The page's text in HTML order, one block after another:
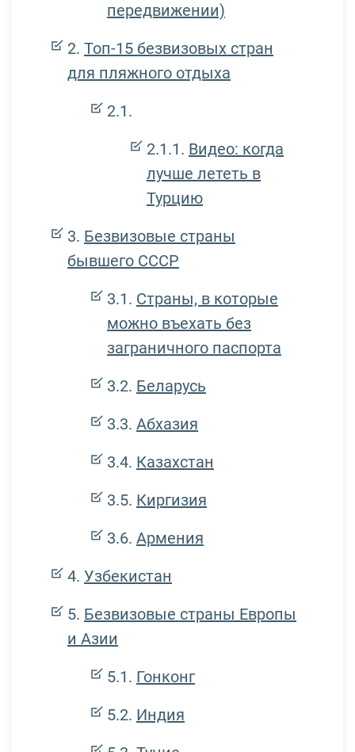
передвижении)
Топ-15 безвизовых стран
для пляжного отдыха
Видео: когда
лучше лететь в
Турцию
Безвизовые страны
бывшего СССР
Страны, в которые
можно въехать без
заграничного паспорта
Беларусь
Абхазия
Казахстан
Киргизия
Армения
Узбекистан
Безвизовые страны Европы
и Азии
Гонконг
Индия